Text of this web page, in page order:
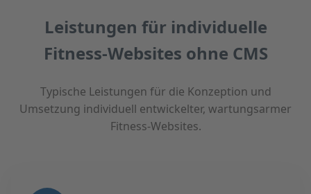
Leistungen für individuelle
Fitness-Websites ohne CMS
Typische Leistungen für die Konzeption und
Umsetzung individuell entwickelter, wartungsarmer
Fitness-Websites.